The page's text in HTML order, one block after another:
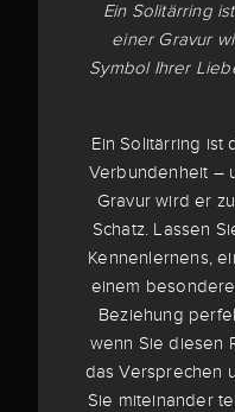
Ein Solitärring
einer Gravur
Symbol Ihrer
Ein Solitärring ist
Verbundenheit –
Gravur wird er
Schatz. Lassen
Kennenlernens,
einem
Beziehung
wenn Sie diesen
das Versprechen
Sie miteinander